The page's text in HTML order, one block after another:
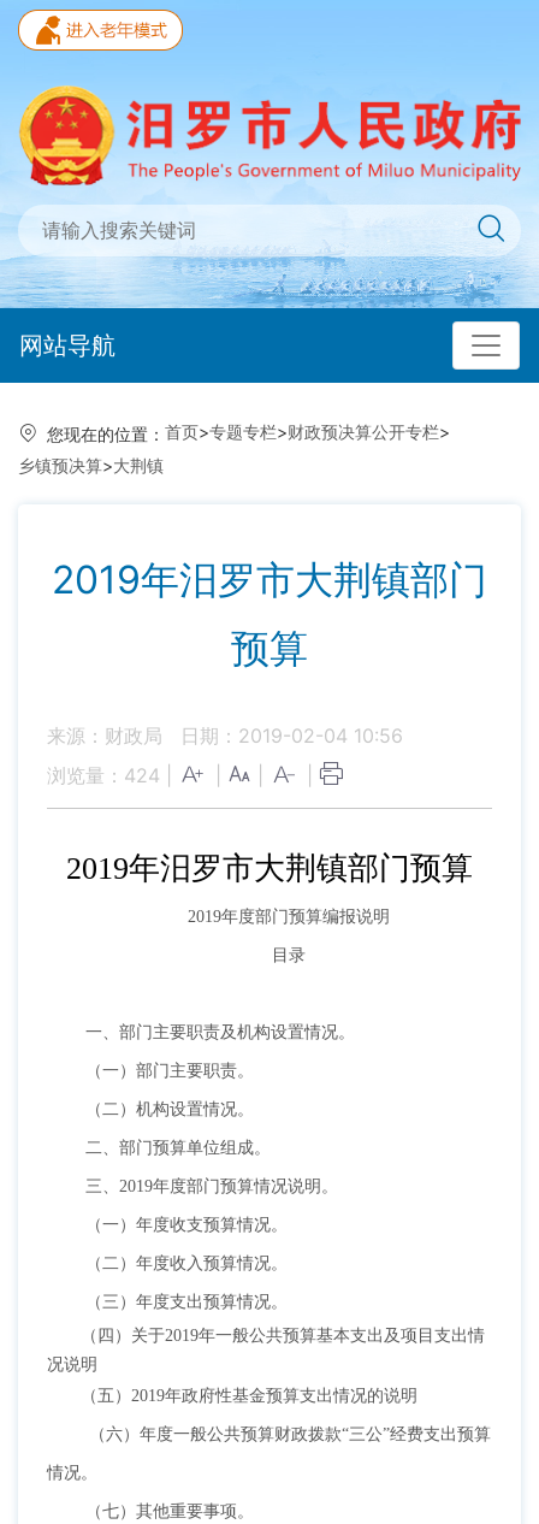
网站导航
您现在的位置： 首页>专题专栏>财政预决算公开专栏>
乡镇预决算>大荆镇
2019年汨罗市大荆镇部门
预算
来源：财政局
日期：2019-02-04 10:56
浏览量： 424
2019年汨罗市大荆镇部门预算
2019年度部门预算编报说明
目录
一、部门主要职责及机构设置情况。
（一）部门主要职责。
（二）机构设置情况。
二、部门预算单位组成。
三、 2019年度部门预算情况说明。
（一）年度收支预算情况。
（二）年度收入预算情况。
（三）年度支出预算情况。
（四）关于2019年一般公共预算基本支出及项目支出情
况说明
（五） 2019年政府性基金预算支出情况的说明
（六）年度一般公共预算财政拨款“三公”经费支出预算
情况。
（七）其他重要事项。